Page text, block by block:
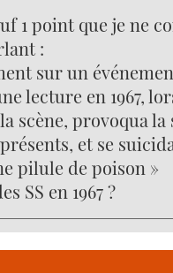
1 point que je ne
:
sur un
lecture en 1967,
scène, provoqua la
et se
pilule de poison »
SS en 1967 ?